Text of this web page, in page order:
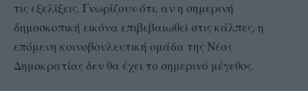
τις εξελίξεις. Γνωρίζουν ότι, αν η σημερινή
δημοσκοπική εικόνα επιβεβαιωθεί στις κάλπες, η
επόμενη κοινοβουλευτική ομάδα της Νέας
Δημοκρατίας δεν θα έχει το σημερινό μέγεθος.